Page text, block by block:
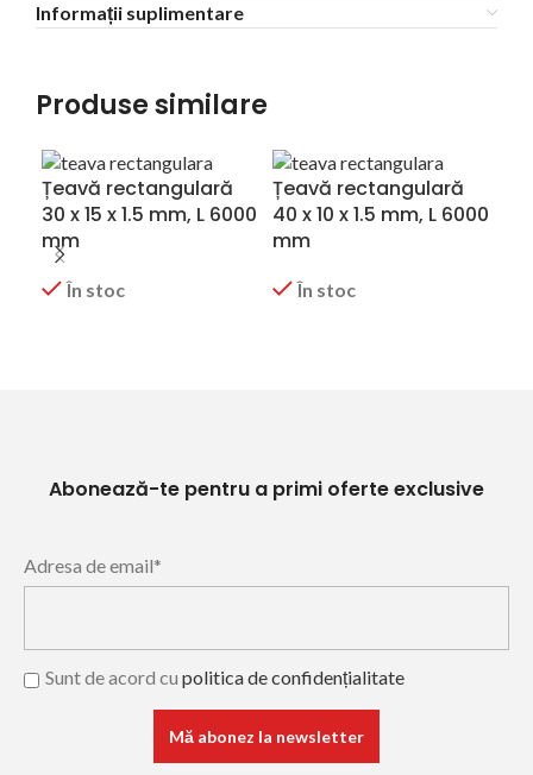
Informații suplimentare
Produse similare
Țeavă rectangulară
30 x 15 x 1.5 mm, L 6000
mm
În stoc
Țeavă rectangulară
40 x 10 x 1.5 mm, L 6000
mm
În stoc
Abonează-te pentru a primi oferte exclusive
Adresa de email*
Sunt de acord cu politica de confidențialitate